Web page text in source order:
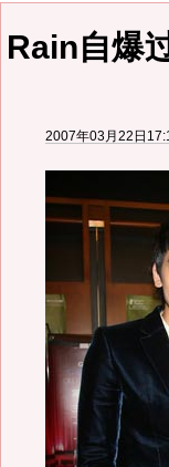
Rain自爆
2007年03月22日